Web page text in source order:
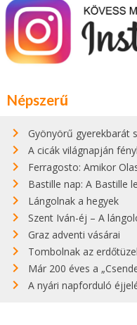
Népszerű
Gyönyörű gyerekbarát
A cicák világnapján
Ferragosto: Amikor
Bastille nap: A Bastille
Lángolnak a hegyek
Szent Iván-éj – A
Graz adventi vásárai
Tombolnak az
Már 200 éves a
A nyári napforduló éjjelén